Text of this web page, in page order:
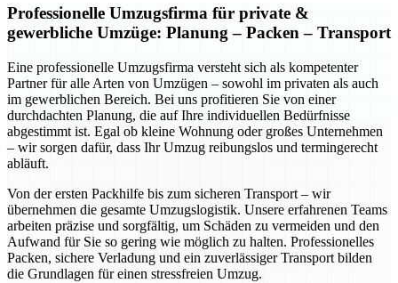
Professionelle Umzugsfirma für private &
gewerbliche Umzüge: Planung – Packen – Transport
Eine professionelle Umzugsfirma versteht sich als kompetenter
Partner für alle Arten von Umzügen – sowohl im privaten als auch
im gewerblichen Bereich. Bei uns profitieren Sie von einer
durchdachten Planung, die auf Ihre individuellen Bedürfnisse
abgestimmt ist. Egal ob kleine Wohnung oder großes Unternehmen
– wir sorgen dafür, dass Ihr Umzug reibungslos und termingerecht
abläuft.
Von der ersten Packhilfe bis zum sicheren Transport – wir
übernehmen die gesamte Umzugslogistik. Unsere erfahrenen Teams
arbeiten präzise und sorgfältig, um Schäden zu vermeiden und den
Aufwand für Sie so gering wie möglich zu halten. Professionelles
Packen, sichere Verladung und ein zuverlässiger Transport bilden
die Grundlagen für einen stressfreien Umzug.